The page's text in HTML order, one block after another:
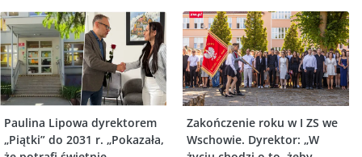
Paulina Lipowa dyrektorem
„Piątki” do 2031 r. „Pokazała,
Zakończenie roku w I ZS we
Wschowie. Dyrektor: „W